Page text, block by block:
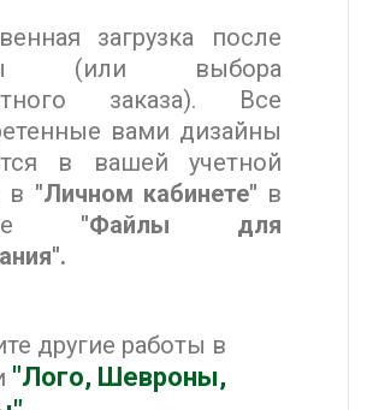
загрузка после
(или выбора
заказа). Все
вами дизайны
в вашей учетной
в "Личном кабинете" в
"Файлы для
другие работы в
"Лого, Шевроны,